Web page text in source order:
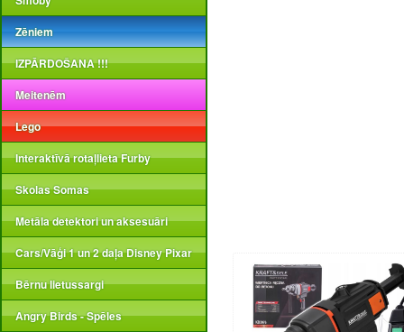
Zēniem
IZPĀRDOŠANA !!!
Meitenēm
Lego
Interaktīvā rotaļlieta Furby
Skolas Somas
Metāla detektori un aksesuāri
Cars/Vāģi 1 un 2 daļa Disney Pixar
Bērnu lietussargi
Angry Birds - Spēles